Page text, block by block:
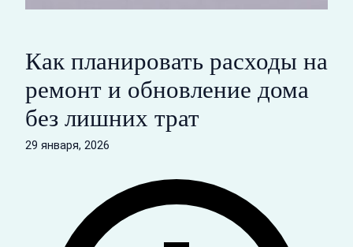
Как планировать расходы на
ремонт и обновление дома
без лишних трат
29 января, 2026